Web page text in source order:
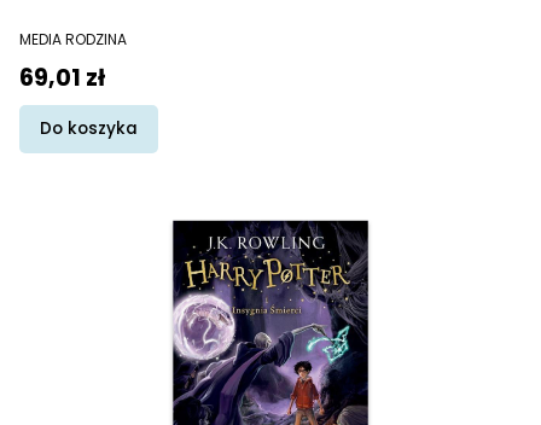
PRODUCENT
MEDIA RODZINA
Cena
69,01 zł
Do koszyka